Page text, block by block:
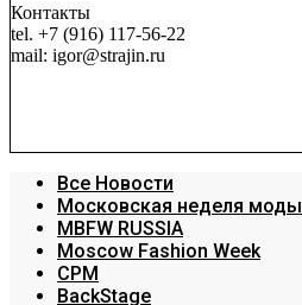
Контакты
tel. +7 (916) 117-56-22
mail: igor@strajin.ru
Все Новости
Московская неделя моды
MBFW RUSSIA
Moscow Fashion Week
CPM
BackStage